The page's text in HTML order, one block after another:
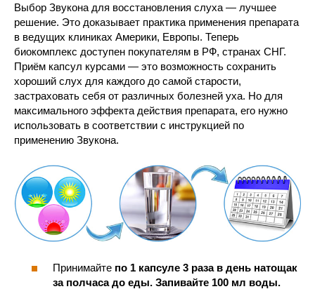
Выбор Звукона для восстановления слуха — лучшее
решение. Это доказывает практика применения препарата
в ведущих клиниках Америки, Европы. Теперь
биокомплекс доступен покупателям в РФ, странах СНГ.
Приём капсул курсами — это возможность сохранить
хороший слух для каждого до самой старости,
застраховать себя от различных болезней уха. Но для
максимального эффекта действия препарата, его нужно
использовать в соответствии с инструкцией по
применению Звукона.
Принимайте по 1 капсуле 3 раза в день натощак
за полчаса до еды. Запивайте 100 мл воды.